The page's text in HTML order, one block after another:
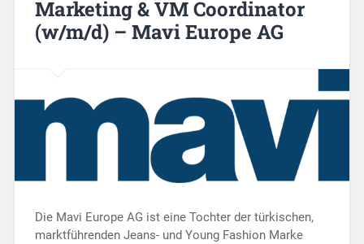
Marketing & VM Coordinator
(w/m/d) – Mavi Europe AG
Die Mavi Europe AG ist eine Tochter der türkischen,
marktführenden Jeans- und Young Fashion Marke